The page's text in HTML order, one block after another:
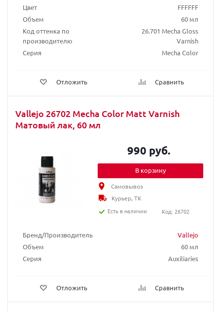
Цвет
FFFFFF
Объем
60 мл
Код оттенка по
производителю
26.701 Mecha Gloss
Varnish
Серия
Mecha Color
Отложить Сравнить
Vallejo 26702 Mecha Color Matt Varnish
Матовый лак, 60 мл
Бренд/Производитель
Vallejo
Объем
60 мл
Серия
Auxiliaries
Отложить Сравнить
990 руб.
В корзину
Самовывоз
Курьер, ТК
Есть в наличии
Код: 26702